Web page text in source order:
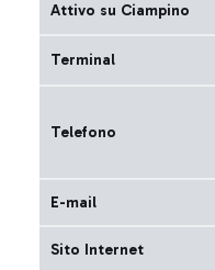
Attivo su Ciampino
Terminal
Telefono
E-mail
Sito Internet